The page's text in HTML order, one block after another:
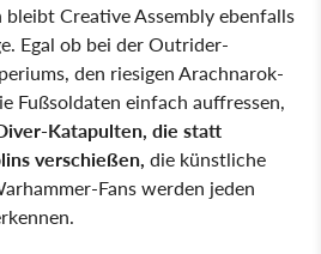
bleibt Creative Assembly ebenfalls
Egal ob bei der Outrider-
den riesigen Arachnarok-
Fußsoldaten einfach auffressen,
Katapulten, die statt
verschießen, die künstliche
Fans werden jeden